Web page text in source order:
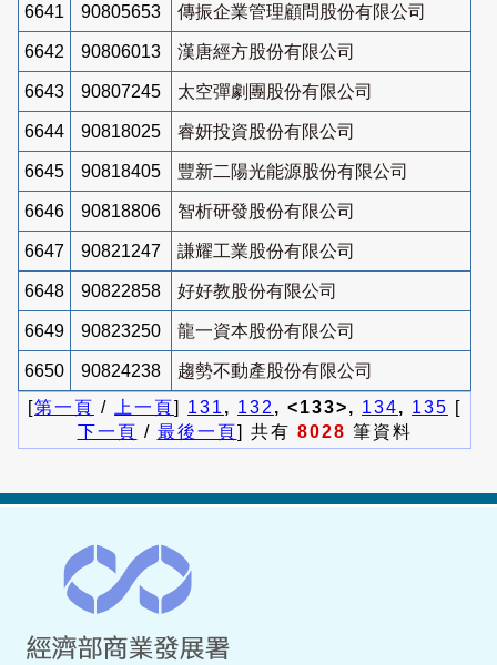
6641 90805653 傳振企業管理顧問股份有限公司
6642 90806013 漢唐經方股份有限公司
6643 90807245 太空彈劇團股份有限公司
6644 90818025 睿妍投資股份有限公司
6645 90818405 豐新二陽光能源股份有限公司
6646 90818806 智析研發股份有限公司
6647 90821247 謙耀工業股份有限公司
6648 90822858 好好教股份有限公司
6649 90823250 龍一資本股份有限公司
6650 90824238
趨勢不動產股份有限公司
[第一頁 / 上一頁] 131 , 132 , <133>, 134, 135 [
下一頁 / 最後一頁] 共有 8028 筆資料